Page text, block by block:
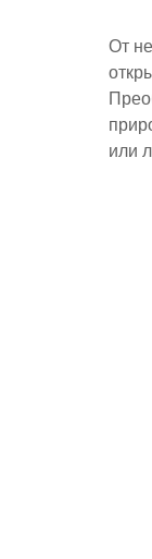
От
или